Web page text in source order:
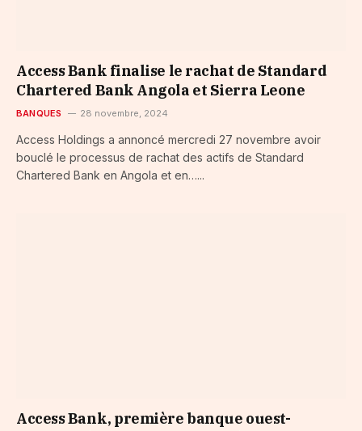
Access Bank finalise le rachat de Standard
Chartered Bank Angola et Sierra Leone
BANQUES 28 novembre, 2024
Access Holdings a annoncé mercredi 27 novembre avoir
bouclé le processus de rachat des actifs de Standard
Chartered Bank en Angola et en…...
Access Bank, première banque ouest-